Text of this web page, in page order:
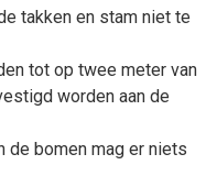
takken en stam niet te
tot op twee meter van
worden aan de
de bomen mag er niets